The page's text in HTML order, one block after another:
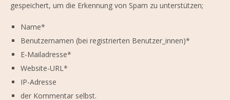
gespeichert, um die Erkennung von Spam zu unterstützen;
Name*
Benutzernamen (bei registrierten Benutzer_innen)*
E-Mailadresse*
Website-URL*
IP-Adresse
der Kommentar selbst.